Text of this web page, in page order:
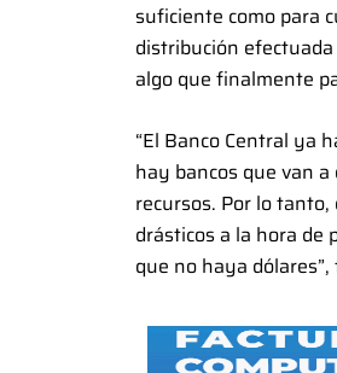
suficiente como para
distribución efectuada
algo que finalmente
“El Banco Central ya
hay bancos que van
recursos. Por lo
drásticos a la hora de
que no haya